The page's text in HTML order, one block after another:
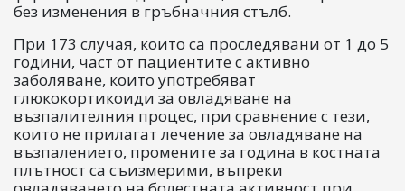
без изменения в гръбначния стълб.
При 173 случая, които са проследявани от 1 до 5
години, част от пациентите с активно
заболяване, които употребяват
глюкокортикоиди за овладяване на
възпалителния процес, при сравнение с тези,
които не прилагат лечение за овладяване на
възпалението, промените за година в костната
плътност са съизмерими, въпреки